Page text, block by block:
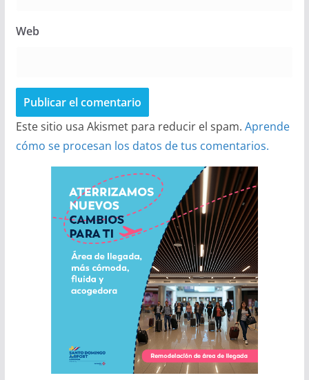
Web
Este sitio usa Akismet para reducir el spam. Aprende
cómo se procesan los datos de tus comentarios.